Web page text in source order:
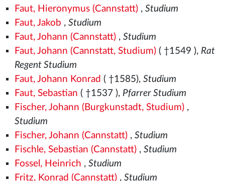
Faut, Hieronymus (Cannstatt), Studium
Faut, Jakob , Studium
Faut, Johann (Cannstatt), Studium
Faut, Johann (Cannstatt, Studium)( †1549 ), Rat
Regent Studium
Faut, Johann Konrad ( †1585), Studium
Faut, Sebastian ( †1537 ), Pfarrer Studium
Fischer, Johann (Burgkunstadt, Studium),
Studium
Fischer, Johann (Cannstatt), Studium
Fischle, Sebastian (Cannstatt), Studium
Fossel, Heinrich , Studium
Fritz, Konrad (Cannstatt), Studium